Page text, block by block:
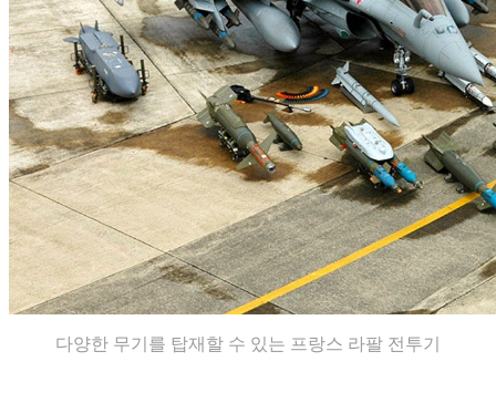
다양한 무기를 탑재할 수 있는 프랑스 라팔 전투기